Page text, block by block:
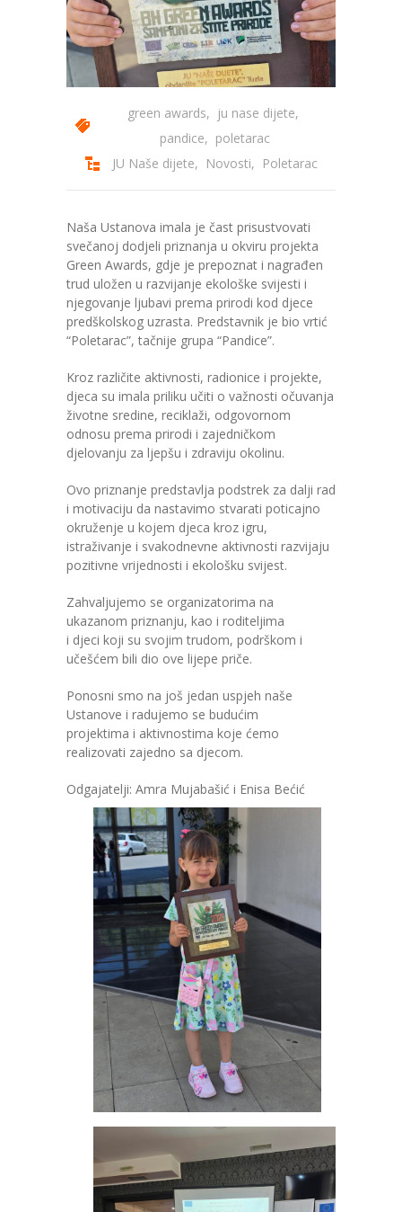
---- Poletarac
---- Snjeguljica
---- Zeko
---- Zvjezdica
-- Stručni tim
-- Galerija
-- Dokumenti
-- Javne nabavke
---- Plan javnih nabavki
---- Odluke o izboru i poništenju
---- Nabavka usluga iz anexa II dio B
Edukacije
-- Edukacije za roditelje
-- Edukacije zaposlenika
Za roditelje
-- Obrasci i zahtjevi
-- Obavještenja za roditelje
Projekti
Mala škola sporta
Kontakt
green awards, ju nase dijete,
pandice, poletarac
JU Naše dijete, Novosti, Poletarac
Naša Ustanova imala je čast prisustvovati
svečanoj dodjeli priznanja u okviru projekta
Green Awards, gdje je prepoznat i nagrađen
trud uložen u razvijanje ekološke svijesti i
njegovanje ljubavi prema prirodi kod djece
predškolskog uzrasta. Predstavnik je bio vrtić
“Poletarac”, tačnije grupa “Pandice”.
Kroz različite aktivnosti, radionice i projekte,
djeca su imala priliku učiti o važnosti očuvanja
životne sredine, reciklaži, odgovornom
odnosu prema prirodi i zajedničkom
djelovanju za ljepšu i zdraviju okolinu.
Ovo priznanje predstavlja podstrek za dalji rad
i motivaciju da nastavimo stvarati poticajno
okruženje u kojem djeca kroz igru,
istraživanje i svakodnevne aktivnosti razvijaju
pozitivne vrijednosti i ekološku svijest.
Zahvaljujemo se organizatorima na
ukazanom priznanju, kao i roditeljima
i djeci koji su svojim trudom, podrškom i
učešćem bili dio ove lijepe priče.
Ponosni smo na još jedan uspjeh naše
Ustanove i radujemo se budućim
projektima i aktivnostima koje ćemo
realizovati zajedno sa djecom.
Odgajatelji: Amra Mujabašić i Enisa Bećić